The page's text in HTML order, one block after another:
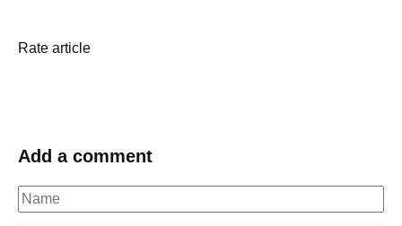
Rate article
Add a comment
Name
*